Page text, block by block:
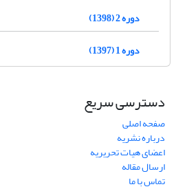
دوره 2 (1398)
دوره 1 (1397)
دسترسی سریع
صفحه اصلی
درباره نشریه
اعضای هیات تحریریه
ارسال مقاله
تماس با ما